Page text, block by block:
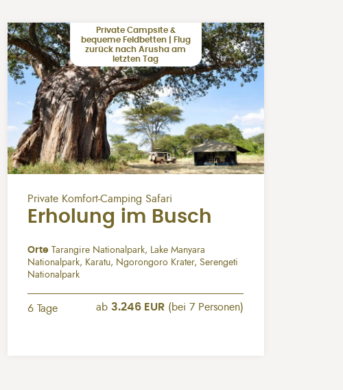
Private Campsite &
bequeme Feldbetten | Flug
zurück nach Arusha am
letzten Tag
Private Komfort-Camping Safari
Erholung im Busch
OrteTarangire Nationalpark, Lake Manyara
Nationalpark, Karatu, Ngorongoro Krater, Serengeti
Nationalpark
6 Tage ab 3.246 EUR(bei 7 Personen)